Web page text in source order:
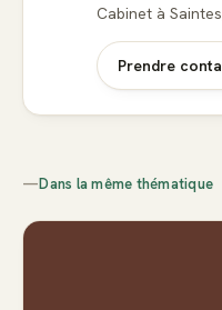
Cabinet à
Prendre
—Dans la même thématique